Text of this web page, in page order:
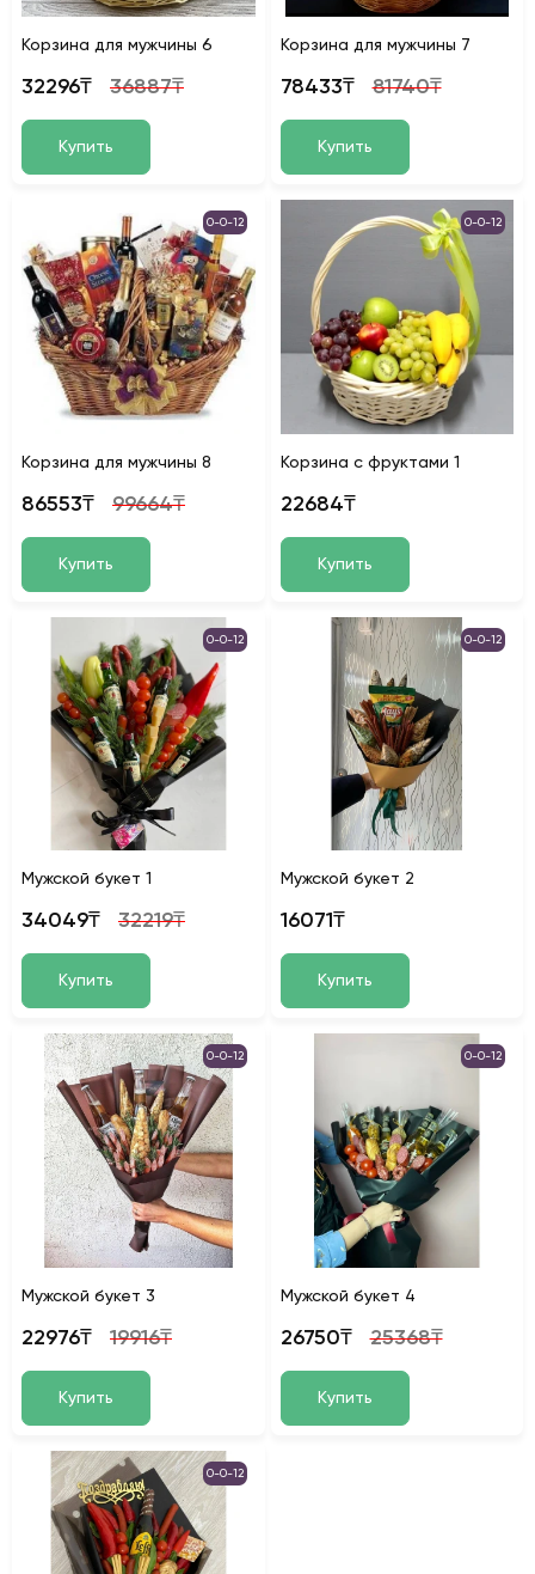
Корзина для мужчины 6
32296₸ 36887₸
Купить
Корзина для мужчины 7
78433₸ 81740₸
Купить
0-0-12
Корзина для мужчины 8
86553₸ 99664₸
Купить
0-0-12
Корзина с фруктами 1
22684₸
Купить
0-0-12
Мужской букет 1
34049₸ 32219₸
Купить
0-0-12
Мужской букет 2
16071₸
Купить
0-0-12
Мужской букет 3
22976₸ 19916₸
Купить
0-0-12
Мужской букет 4
26750₸ 25368₸
Купить
0-0-12